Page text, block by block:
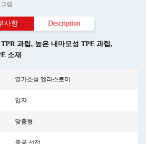
램
사항 Description
과립, 높은 내마모성 TPE 과립,
소재
열가소성 엘라스토머
입자
맞춤형
중국 선전